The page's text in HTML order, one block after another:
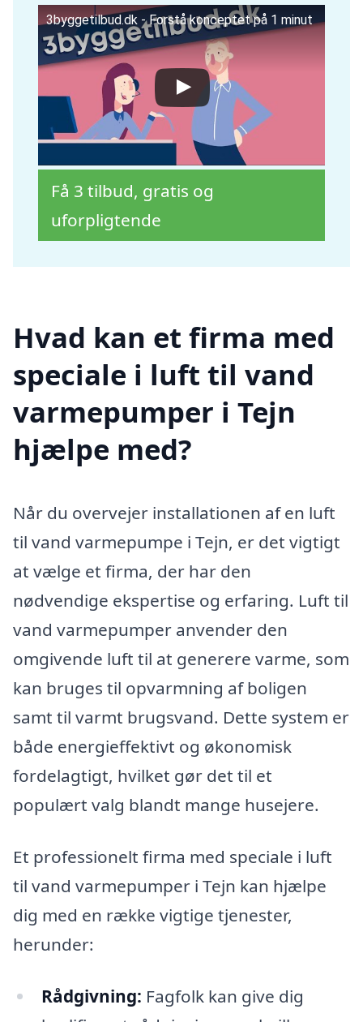
3byggetilbud.dk - Forstå konceptet på 1 minut
Få 3 tilbud, gratis og
uforpligtende
Hvad kan et firma med
speciale i luft til vand
varmepumper i Tejn
hjælpe med?
Når du overvejer installationen af en luft
til vand varmepumpe i Tejn, er det vigtigt
at vælge et firma, der har den
nødvendige ekspertise og erfaring. Luft til
vand varmepumper anvender den
omgivende luft til at generere varme, som
kan bruges til opvarmning af boligen
samt til varmt brugsvand. Dette system er
både energieffektivt og økonomisk
fordelagtigt, hvilket gør det til et
populært valg blandt mange husejere.
Et professionelt firma med speciale i luft
til vand varmepumper i Tejn kan hjælpe
dig med en række vigtige tjenester,
herunder:
Rådgivning: Fagfolk kan give dig